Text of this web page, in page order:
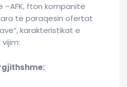
–AFK, fton kompanitë
të paraqesin ofertat
karakteristikat e